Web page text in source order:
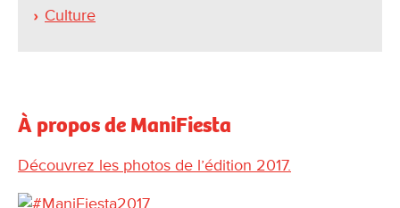
Culture
À propos de ManiFiesta
Découvrez les photos de l’édition 2017.